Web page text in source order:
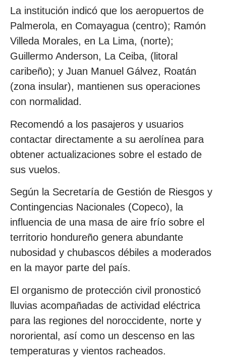
La institución indicó que los aeropuertos de
Palmerola, en Comayagua (centro); Ramón
Villeda Morales, en La Lima, (norte);
Guillermo Anderson, La Ceiba, (litoral
caribeño); y Juan Manuel Gálvez, Roatán
(zona insular), mantienen sus operaciones
con normalidad.
Recomendó a los pasajeros y usuarios
contactar directamente a su aerolínea para
obtener actualizaciones sobre el estado de
sus vuelos.
Según la Secretaría de Gestión de Riesgos y
Contingencias Nacionales (Copeco), la
influencia de una masa de aire frío sobre el
territorio hondureño genera abundante
nubosidad y chubascos débiles a moderados
en la mayor parte del país.
El organismo de protección civil pronosticó
lluvias acompañadas de actividad eléctrica
para las regiones del noroccidente, norte y
nororiental, así como un descenso en las
temperaturas y vientos racheados.